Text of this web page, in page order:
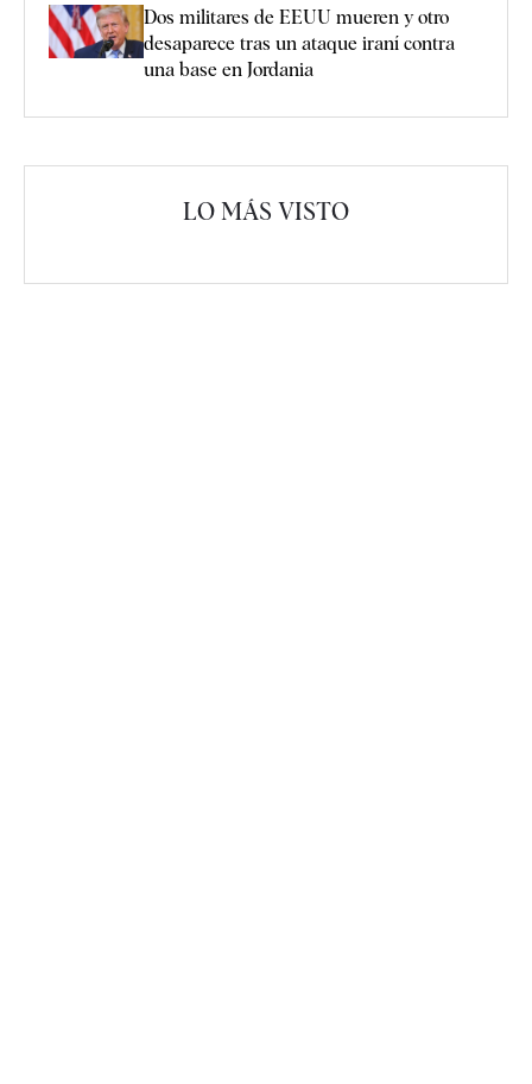
Dos militares de EEUU mueren y otro
desaparece tras un ataque iraní contra
una base en Jordania
LO MÁS VISTO